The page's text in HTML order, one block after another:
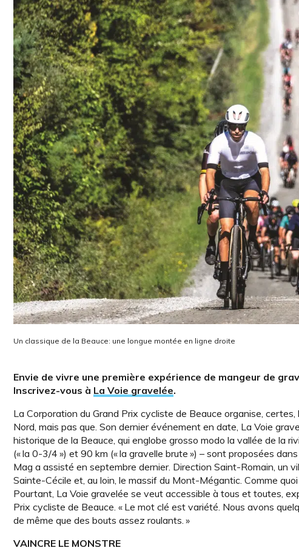
Un classique de la Beauce: une longue montée en ligne droite
Envie de vivre une première expérience de mangeur de
Inscrivez-vous à La Voie gravelée.
La Corporation du Grand Prix cycliste de Beauce organise,
Nord, mais pas que. Son dernier événement en date, La Voie
historique de la Beauce, qui englobe grosso modo la vallée de la
(« la 0-3/4 ») et 90 km (« la gravelle brute ») – sont proposées
Mag a assisté en septembre dernier. Direction Saint-Romain, un
Sainte-Cécile et, au loin, le massif du Mont-Mégantic. Comme
Pourtant, La Voie gravelée se veut accessible à tous et toutes,
Prix cycliste de Beauce. « Le mot clé est variété. Nous avons
de même que des bouts assez roulants. »
VAINCRE LE MONSTRE